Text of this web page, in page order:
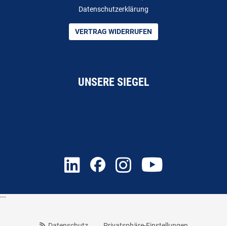
Datenschutzerklärung
VERTRAG WIDERRUFEN
UNSERE SIEGEL
```